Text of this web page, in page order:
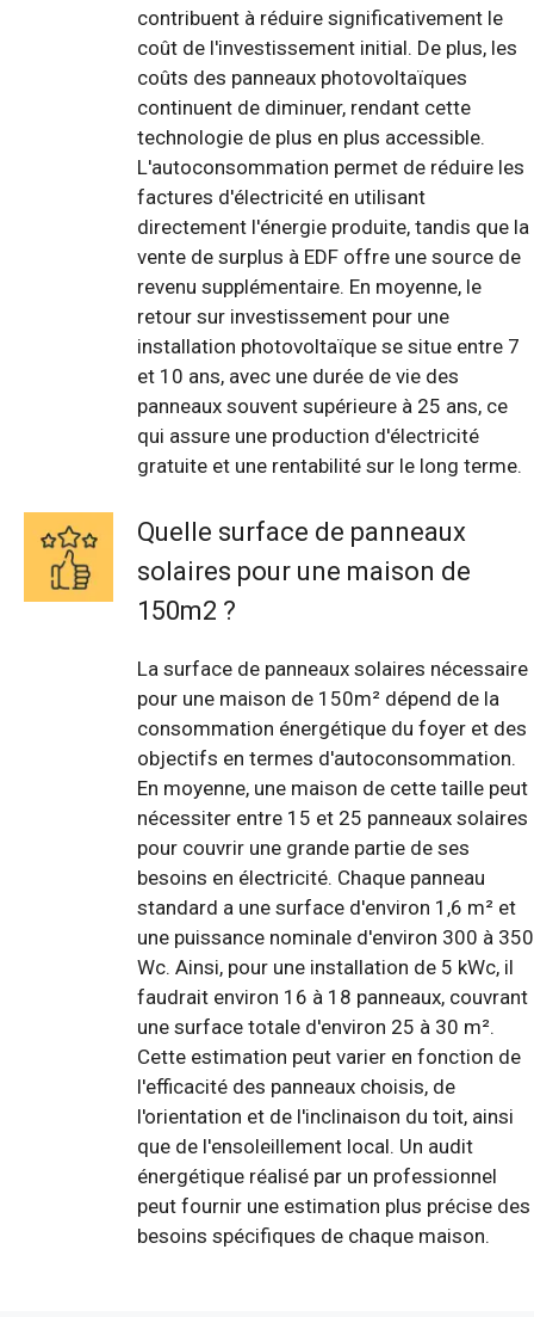
contribuent à réduire significativement le
coût de l'investissement initial. De plus, les
coûts des panneaux photovoltaïques
continuent de diminuer, rendant cette
technologie de plus en plus accessible.
L'autoconsommation permet de réduire les
factures d'électricité en utilisant
directement l'énergie produite, tandis que la
vente de surplus à EDF offre une source de
revenu supplémentaire. En moyenne, le
retour sur investissement pour une
installation photovoltaïque se situe entre 7
et 10 ans, avec une durée de vie des
panneaux souvent supérieure à 25 ans, ce
qui assure une production d'électricité
gratuite et une rentabilité sur le long terme.
Quelle surface de panneaux
solaires pour une maison de
150m2 ?
La surface de panneaux solaires nécessaire
pour une maison de 150m² dépend de la
consommation énergétique du foyer et des
objectifs en termes d'autoconsommation.
En moyenne, une maison de cette taille peut
nécessiter entre 15 et 25 panneaux solaires
pour couvrir une grande partie de ses
besoins en électricité. Chaque panneau
standard a une surface d'environ 1,6 m² et
une puissance nominale d'environ 300 à 350
Wc. Ainsi, pour une installation de 5 kWc, il
faudrait environ 16 à 18 panneaux, couvrant
une surface totale d'environ 25 à 30 m².
Cette estimation peut varier en fonction de
l'efficacité des panneaux choisis, de
l'orientation et de l'inclinaison du toit, ainsi
que de l'ensoleillement local. Un audit
énergétique réalisé par un professionnel
peut fournir une estimation plus précise des
besoins spécifiques de chaque maison.